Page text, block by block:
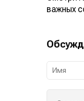
важных